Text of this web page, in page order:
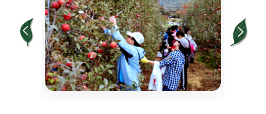
0:11
양산배내골 사과펜션축제 드론영상
2일차 판매점
0:50
양산 배내골TV 2020 배내골 사과 펜션
축제 배내골 사과농장